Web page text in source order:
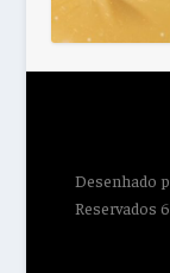
Desenhado
Reservados